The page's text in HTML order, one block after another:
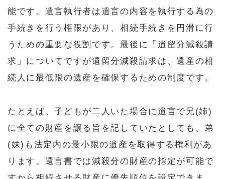
能です。遺言執行者は遺言の内容を執行する為の
手続きを行う権限があり、相続手続きを円滑に行
うための重要な役割です。最後に「遺留分減殺請
求」についてですが遺留分減殺請求は、遺産の相
続人に最低限の遺産を確保するための制度です。
たとえば、子どもが二人いた場合に遺言で兄(姉)
に全ての財産を譲る旨を記していたとしても、弟
(妹)も法定内の最小限の遺産を取得する権利があ
ります。遺言書では減殺分の財産の指定が可能で